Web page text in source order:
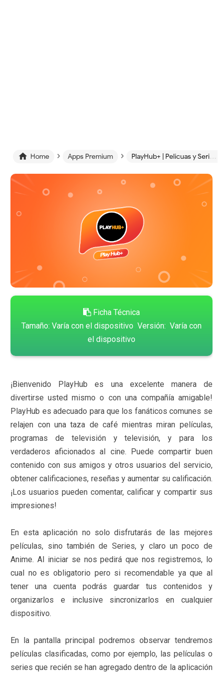
 Home › Apps Premium › PlayHub+ | Pelicuas y Series Gratis Android 2021
Ficha Técnica
Tamaño: Varía con el dispositivo Versión: Varía con
el dispositivo
¡Bienvenido PlayHub es una excelente manera de
divertirse usted mismo o con una compañía amigable!
PlayHub es adecuado para que los fanáticos comunes se
relajen con una taza de café mientras miran películas,
programas de televisión y televisión, y para los
verdaderos aficionados al cine. Puede compartir buen
contenido con sus amigos y otros usuarios del servicio,
obtener calificaciones, reseñas y aumentar su calificación.
¡Los usuarios pueden comentar, calificar y compartir sus
impresiones!
En esta aplicación no solo disfrutarás de las mejores
películas, sino también de Series, y claro un poco de
Anime. Al iniciar se nos pedirá que nos registremos, lo
cual no es obligatorio pero si recomendable ya que al
tener una cuenta podrás guardar tus contenidos y
organizarlos e inclusive sincronizarlos en cualquier
dispositivo.
En la pantalla principal podremos observar tendremos
películas clasificadas, como por ejemplo, las películas o
series que recién se han agregado dentro de la aplicación